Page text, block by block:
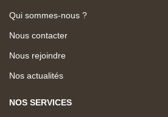
Qui sommes-nous ?
Nous contacter
Nous rejoindre
Nos actualités
NOS SERVICES